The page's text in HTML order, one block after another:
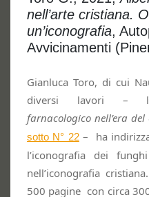
nell’arte cristiana.
un’iconografia,
Avvicinamenti
Gianluca Toro, di cui
diversi lavori –
farnacologico nell’era
sotto N° 22– ha
l’iconografia dei
nell’iconografia
500 pagine con circa